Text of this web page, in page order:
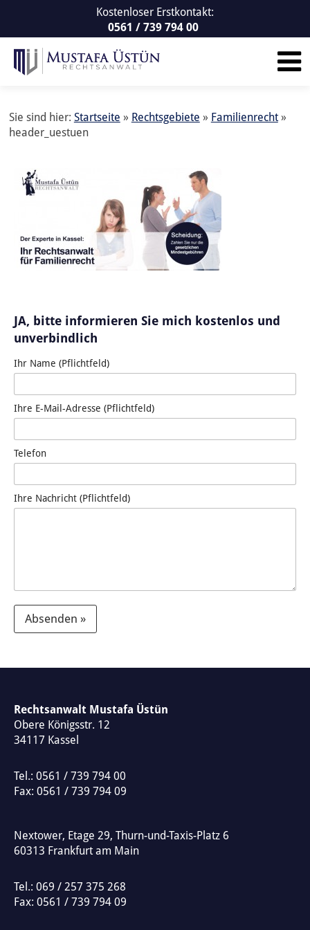
Kostenloser Erstkontakt:
0561 / 739 794 00
Sie sind hier: Startseite » Rechtsgebiete » Familienrecht»
header_uestuen
JA, bitte informieren Sie mich kostenlos und
unverbindlich
Ihr Name (Pflichtfeld)
Ihre E-Mail-Adresse (Pflichtfeld)
Telefon
Ihre Nachricht (Pflichtfeld)
Absenden »
e
r
n
t
v
e
Rechtsanwalt Mustafa Üstün
Obere Königsstr. 12
34117 Kassel
Tel.: 0561 / 739 794 00
Fax: 0561 / 739 794 09
Nextower, Etage 29, Thurn-und-Taxis-Platz 6
60313 Frankfurt am Main
Tel.: 069 / 257 375 268
Fax: 0561 / 739 794 09